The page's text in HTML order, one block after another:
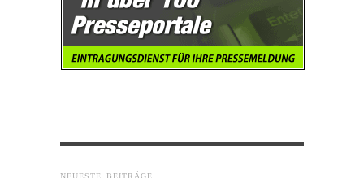
NEUESTE BEITRÄGE